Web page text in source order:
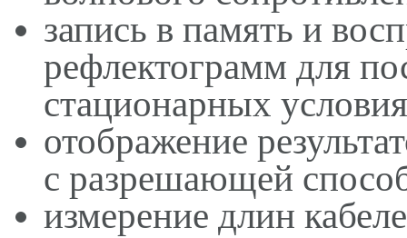
запись в память и
рефлектограмм для
стационарных
отображение
с разрешающей
измерение длин